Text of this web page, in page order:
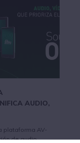
AUDIO,
plataforma AV-
de audio,